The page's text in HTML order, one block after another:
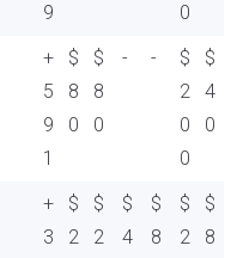
9
0
+
5
9
1
$
8
0
$
8
0
- -
$
2
0
0
$
4
0
+
3
$
2
$
2
$
4
$
8
$
2
$
8